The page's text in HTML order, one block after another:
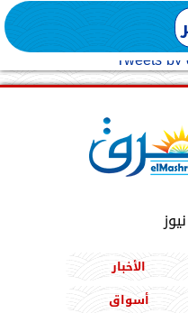
Tweets
الأخبار
أسواق